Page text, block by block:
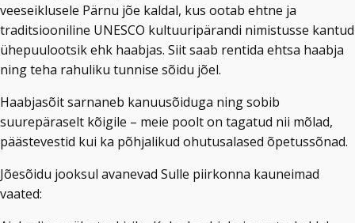
veeseiklusele Pärnu jõe kaldal, kus ootab ehtne ja
traditsiooniline UNESCO kultuuripärandi nimistusse kantud
ühepuulootsik ehk haabjas. Siit saab rentida ehtsa haabja
ning teha rahuliku tunnise sõidu jõel.
Haabjasõit sarnaneb kanuusõiduga ning sobib
suurepäraselt kõigile – meie poolt on tagatud nii mõlad,
päästevestid kui ka põhjalikud ohutusalased õpetussõnad.
Jõesõidu jooksul avanevad Sulle piirkonna kauneimad
vaated: